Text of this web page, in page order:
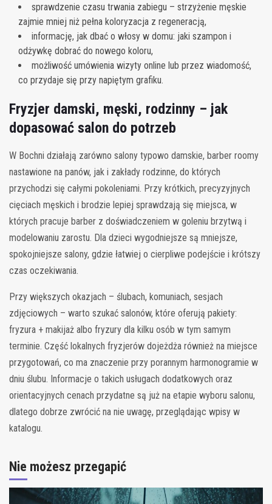
sprawdzenie czasu trwania zabiegu – strzyżenie męskie
zajmie mniej niż pełna koloryzacja z regeneracją,
informację, jak dbać o włosy w domu: jaki szampon i
odżywkę dobrać do nowego koloru,
możliwość umówienia wizyty online lub przez wiadomość,
co przydaje się przy napiętym grafiku.
Fryzjer damski, męski, rodzinny – jak
dopasować salon do potrzeb
W Bochni działają zarówno salony typowo damskie, barber roomy
nastawione na panów, jak i zakłady rodzinne, do których
przychodzi się całymi pokoleniami. Przy krótkich, precyzyjnych
cięciach męskich i brodzie lepiej sprawdzają się miejsca, w
których pracuje barber z doświadczeniem w goleniu brzytwą i
modelowaniu zarostu. Dla dzieci wygodniejsze są mniejsze,
spokojniejsze salony, gdzie łatwiej o cierpliwe podejście i krótszy
czas oczekiwania.
Przy większych okazjach – ślubach, komuniach, sesjach
zdjęciowych – warto szukać salonów, które oferują pakiety:
fryzura + makijaż albo fryzury dla kilku osób w tym samym
terminie. Część lokalnych fryzjerów dojeżdża również na miejsce
przygotowań, co ma znaczenie przy porannym harmonogramie w
dniu ślubu. Informacje o takich usługach dodatkowych oraz
orientacyjnych cenach przydatne są już na etapie wyboru salonu,
dlatego dobrze zwrócić na nie uwagę, przeglądając wpisy w
katalogu.
Nie możesz przegapić